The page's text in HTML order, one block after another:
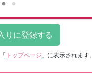
「 トップページ 」に表示されます。